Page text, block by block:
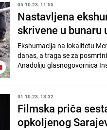
05.10.23. 11:55
Nastavljena
skrivene u bunaru
Ekshumacija na lokalitetu
danas, a traga se za
Anadoliju glasnogovornica
01.10.23. 13:32
Filmska priča
opkoljenog